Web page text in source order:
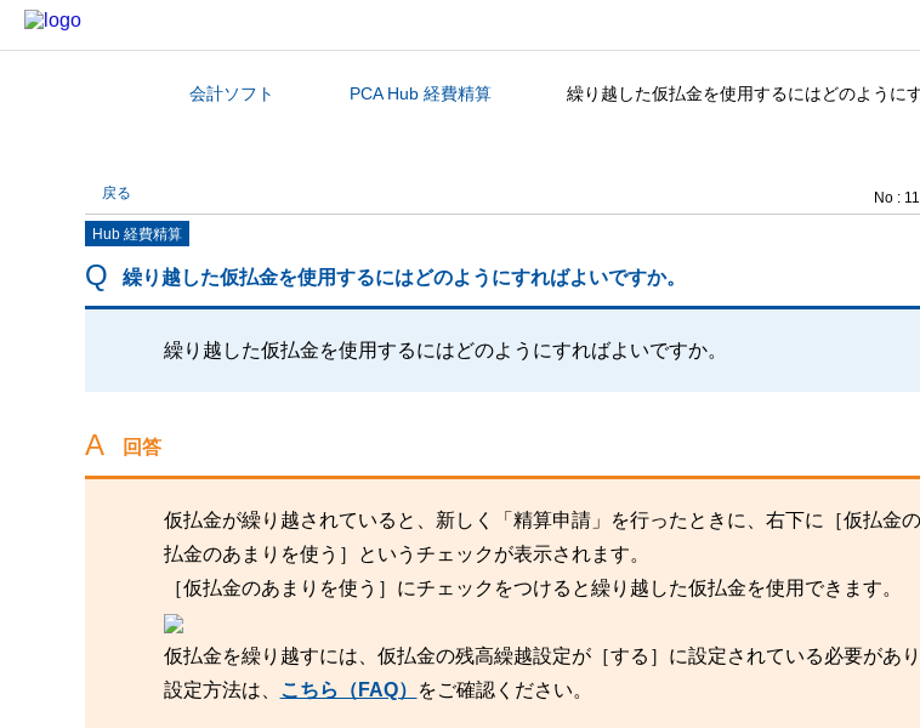
カテゴリから探す
会計ソフト PCA Hub 経費精算 繰り越した仮払金を使用するにはどのように
戻る No :
Hub 経費精算
繰り越した仮払金を使用するにはどのようにすればよいですか。
繰り越した仮払金を使用するにはどのようにすればよいですか。
回答
仮払金が繰り越されていると、新しく「精算申請」を行ったときに、右下に［仮払金
払金のあまりを使う］というチェックが表示されます。
［仮払金のあまりを使う］にチェックをつけると繰り越した仮払金を使用できます。
仮払金を繰り越すには、仮払金の残高繰越設定が［する］に設定されている必要があり
設定方法は、 こちら（FAQ） をご確認ください。